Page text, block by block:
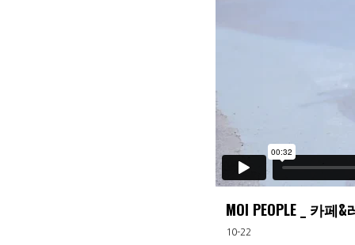
MOI PEOPLE _ 카페
10-22